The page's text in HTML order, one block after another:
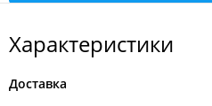
Характеристики
Доставка